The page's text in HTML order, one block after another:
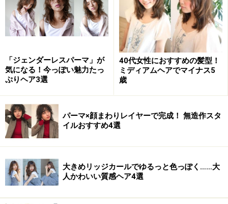
1970年代に、ミュージシャンをはじめ多数の芸能人が取
り入れて、男性のみならず、女性の間でも人気を博した
ウルフヘア。トレンドは20年で繰り返すと言われ、2000
年にもウルフ人気が再燃。そして今、また注目を集めて
います。
人向けでしたが、今年のウルフカットは、マッシュな印
象でエアリー感とひし形シルエットなのが特徴です。重
さと軽さをうまく使い分け、幅広いレングスの人に楽し
めるデザインへと進化しました。トレンド感満載でしか
もオシャレなウルフヘア、ぜひチャレンジしてみてくだ
さいね！
「ジェンダーレスパーマ」が
気になる！今っぽい魅力たっ
ぷりヘア3選
40代女性におすすめの髪型！
ミディアムヘアでマイナス5
歳
パーマ×顔まわりレイヤーで完成！ 無造作スタ
イルおすすめ4選
大きめリッジカールでゆるっと色っぽく……大
人かわいい質感ヘア4選